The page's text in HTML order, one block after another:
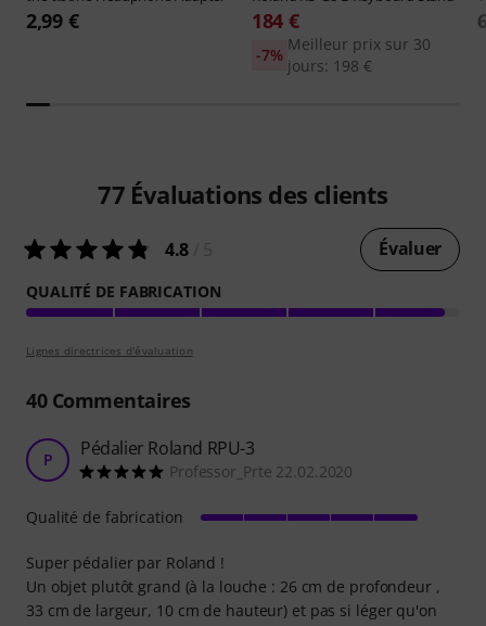
2,99 € 184 €
Meilleur prix sur 30
jours: 198 €
-7%
77 Évaluations des clients
4.8 Évaluer
QUALITÉ DE FABRICATION
Lignes directrices d'évaluation
40Commentaires
P Pédalier Roland RPU-3
Professor_Prte 22.02.2020
Super pédalier par Roland !
Un objet plutôt grand (à la louche : 26 cm de profondeur ,
33 cm de largeur, 10 cm de hauteur) et pas si léger qu'on
Qualité de fabrication